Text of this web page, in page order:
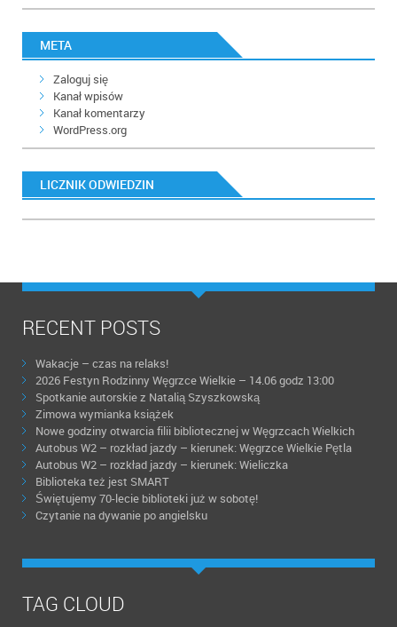
META
Zaloguj się
Kanał wpisów
Kanał komentarzy
WordPress.org
LICZNIK ODWIEDZIN
RECENT POSTS
Wakacje – czas na relaks!
2026 Festyn Rodzinny Węgrzce Wielkie – 14.06 godz 13:00
Spotkanie autorskie z Natalią Szyszkowską
Zimowa wymianka książek
Nowe godziny otwarcia filii bibliotecznej w Węgrzcach Wielkich
Autobus W2 – rozkład jazdy – kierunek: Węgrzce Wielkie Pętla
Autobus W2 – rozkład jazdy – kierunek: Wieliczka
Biblioteka też jest SMART
Świętujemy 70-lecie biblioteki już w sobotę!
Czytanie na dywanie po angielsku
TAG CLOUD